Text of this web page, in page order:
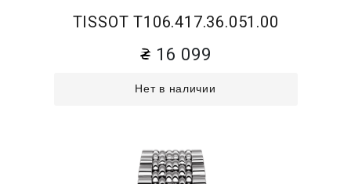
TISSOT T106.417.36.051.00
16 099
Нет в наличии